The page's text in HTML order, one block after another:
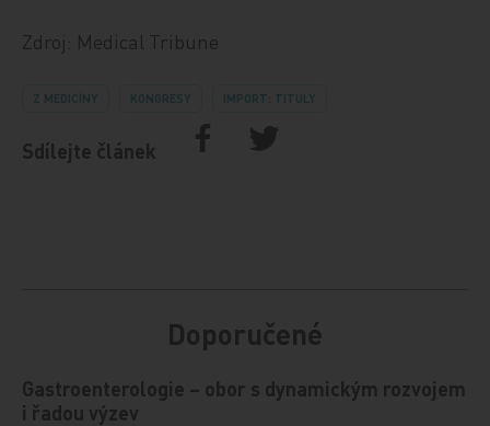
Zdroj: Medical Tribune
Z MEDICÍNY KONGRESY IMPORT: TITULY
Sdílejte článek
Doporučené
Gastroenterologie – obor s dynamickým rozvojem
i řadou výzev